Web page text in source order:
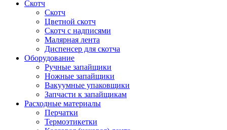
Скотч
Скотч
Цветной скотч
Скотч с надписями
Малярная лента
Диспенсер для скотча
Оборудование
Ручные запайщики
Ножные запайщики
Вакуумные упаковщики
Запчасти к запайщикам
Расходные материалы
Перчатки
Термоэтикетки